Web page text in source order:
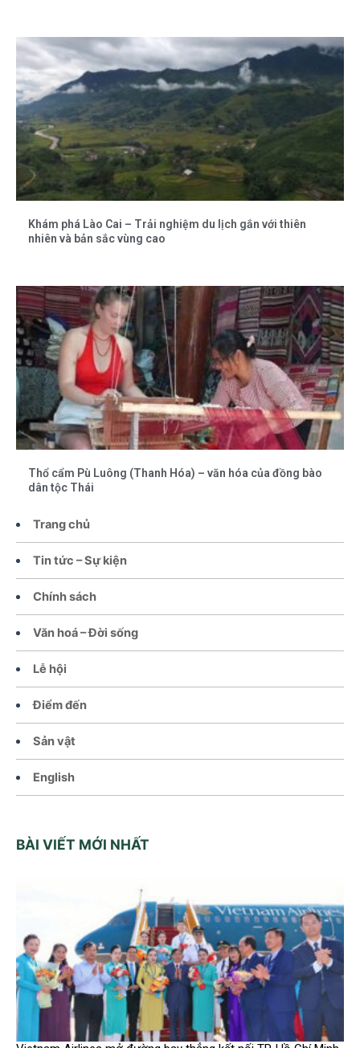
Trang chủ
Tin tức – Sự kiện
Chính sách
Văn hoá – Đời sống
Lễ hội
Điểm đến
Sản vật
English
BÀI VIẾT MỚI NHẤT
Khám phá Lào Cai – Trải nghiệm du lịch gắn với thiên
nhiên và bản sắc vùng cao
Thổ cẩm Pù Luông (Thanh Hóa) – văn hóa của đồng bào
dân tộc Thái